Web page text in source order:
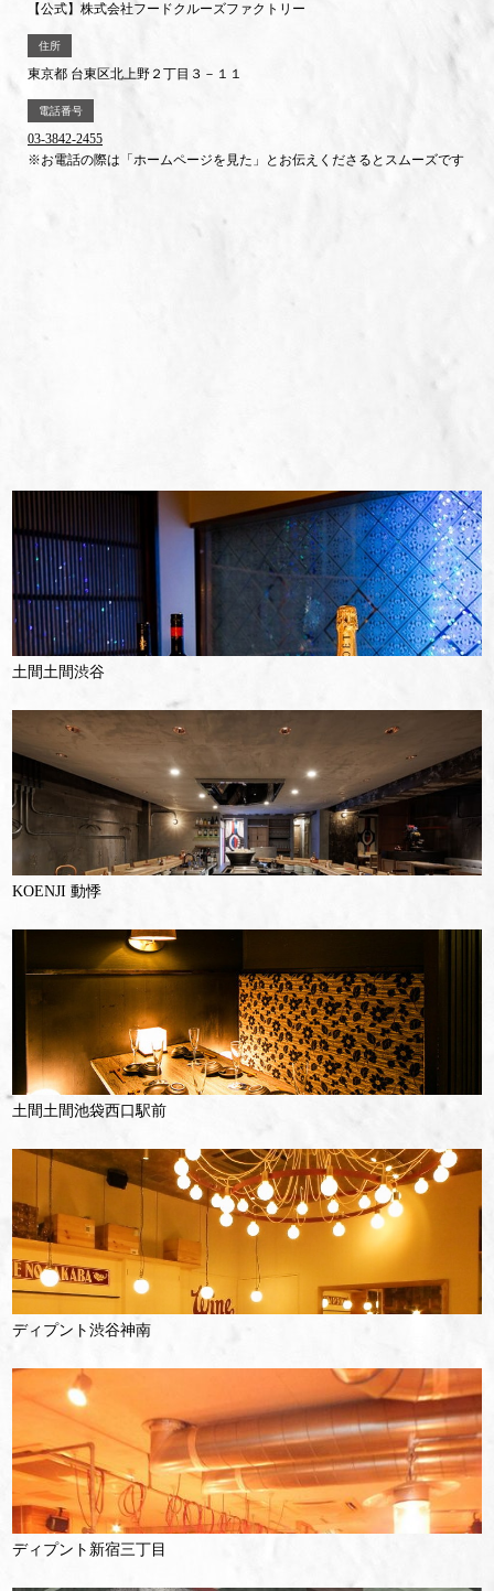
【公式】株式会社フードクルーズファクトリー
住所
東京都 台東区北上野２丁目３－１１
電話番号
03-3842-2455
※お電話の際は「ホームページを見た」とお伝えくださるとスムーズです
土間土間渋谷
KOENJI 動悸
土間土間池袋西口駅前
ディプント渋谷神南
ディプント新宿三丁目